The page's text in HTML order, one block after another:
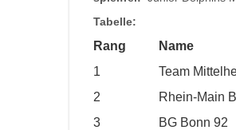
Tabelle:
Rang Name
1
Team
2
Rhein-Main
3
BG Bonn 92